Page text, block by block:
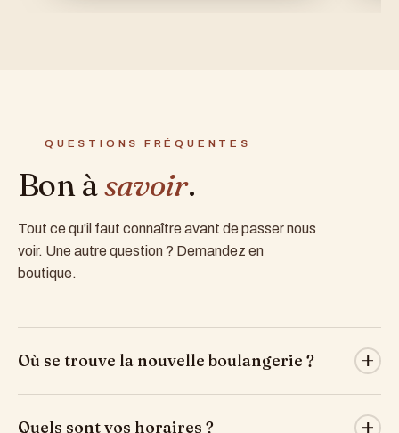
QUESTIONS FRÉQUENTES
Bon àsavoir.
Tout ce qu'il faut connaître avant de passer nous
voir. Une autre question ? Demandez en
boutique.
Où se trouve la nouvelle boulangerie ?
adresse, dans un local plus grand : 118 Av. Raymond
Quels sont vos horaires ?